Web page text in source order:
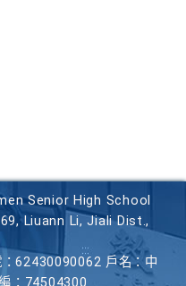
Senior High School
Liuann Li, Jiali Dist.,
62430090062 戶名：中
：74504300